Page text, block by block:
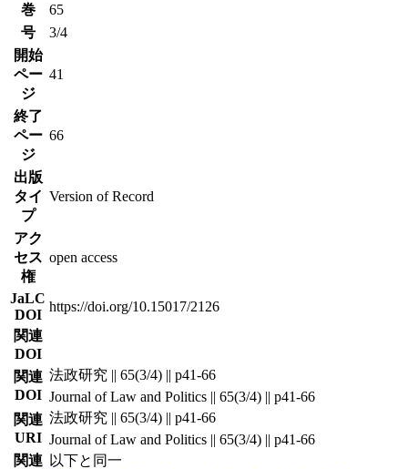
巻
65
号
3/4
開始
ペー
ジ
41
終了
ペー
ジ
66
出版
タイ
プ
Version of Record
アク
セス
権
open access
JaLC
DOI
https://doi.org/10.15017/2126
関連
DOI
関連
DOI
法政研究 || 65(3/4) || p41-66
Journal of Law and Politics || 65(3/4) || p41-66
関連
URI
法政研究 || 65(3/4) || p41-66
Journal of Law and Politics || 65(3/4) || p41-66
関連
以下と同一